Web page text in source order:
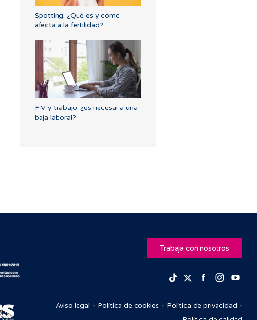
Spotting: ¿Qué es y cómo
afecta a la fertilidad?
FIV y trabajo: ¿es necesaria una
baja laboral?
Trabaja con nosotros
TikTokTwitterFacebook
Aviso legal Política de cookies
Política de privacidad